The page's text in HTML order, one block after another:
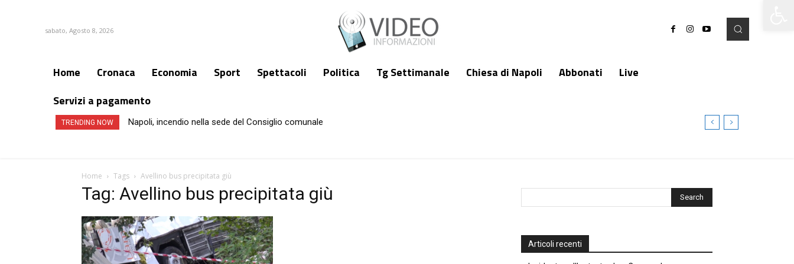
sabato, Agosto 8, 2026
Home Cronaca Economia Sport Spettacoli Politica Tg Settimanale Chiesa di Napoli Abbonati
Live
Servizi a pagamento
TRENDING NOW Napoli, incendio nella sede del Consiglio comunale
Home Tags Avellino bus precipitata giù
Tag: Avellino bus precipitata giù
Articoli recenti